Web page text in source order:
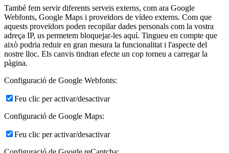
També fem servir diferents serveis externs, com ara Google
Webfonts, Google Maps i proveïdors de vídeo externs. Com que
aquests proveïdors poden recopilar dades personals com la vostra
adreça IP, us permetem bloquejar-les aquí. Tingueu en compte que
això podria reduir en gran mesura la funcionalitat i l'aspecte del
nostre lloc. Els canvis tindran efecte un cop torneu a carregar la
pàgina.
Configuració de Google Webfonts:
Feu clic per activar/desactivar
Configuració de Google Maps:
Feu clic per activar/desactivar